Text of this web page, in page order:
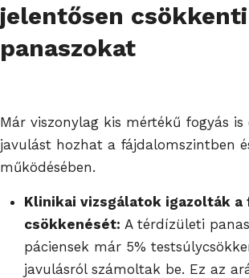
jelentősen
panaszokat
Már viszonylag kis mértékű fogyás is
javulást hozhat a fájdalomszintben
működésében.
Klinikai vizsgálatok igazolták a
csökkenését: A térdízületi
páciensek már 5%
javulásról számoltak be. Ez az